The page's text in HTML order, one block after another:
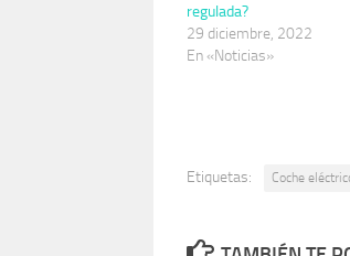
regulada?
29 diciembre, 2022
En «Noticias»
Etiquetas: Coche